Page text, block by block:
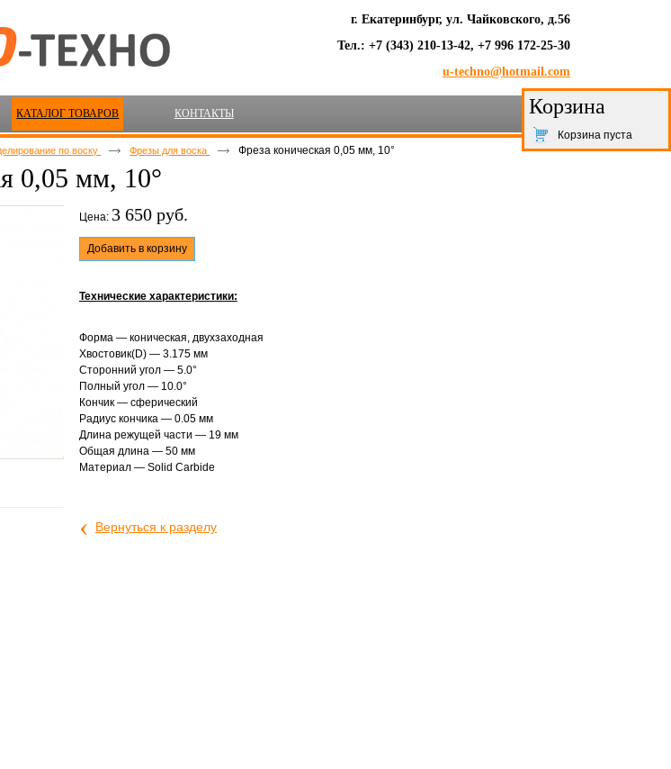
г. Екатеринбург, ул. Чайковского, д.56
Тел.: +7 (343) 210-13-42, +7 996 172-25-30
u-techno@hotmail.com
КАТАЛОГ ТОВАРОВ КОНТАКТЫ Корзина
Корзина пуста
по воску Фрезы для воска Фреза коническая 0,05 мм, 10°
0,05 мм, 10°
Цена: 3 650 руб.
Добавить в корзину
Технические характеристики:
Форма — коническая, двухзаходная
Хвостовик(D) — 3.175 мм
Сторонний угол — 5.0°
Полный угол — 10.0°
Кончик — сферический
Радиус кончика — 0.05 мм
Длина режущей части — 19 мм
Общая длина — 50 мм
Материал — Solid Carbide
‹ Вернуться к разделу